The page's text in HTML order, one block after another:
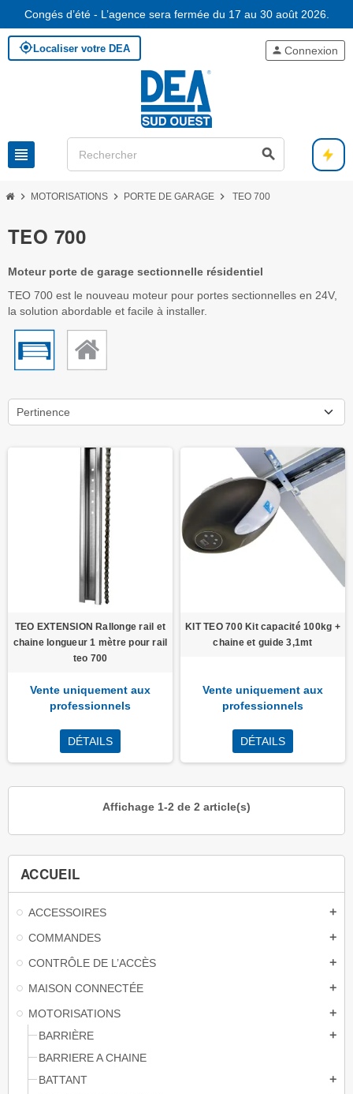
Congés d’été - L’agence sera fermée du 17 au 30 août 2026.
my_locationLocaliser votre DEA
view_headline search
person Connexion
chevron_right MOTORISATIONS chevron_right PORTE DE GARAGE chevron_right TEO 700
ACCUEIL
ACCESSOIRES add
COMMANDES add
CONTRÔLE DE L’ACCÈS add
MAISON CONNECTÉE add
MOTORISATIONS add
BARRIÈRE add
BARRIERE A CHAINE
BATTANT
add
TEO 700
Moteur porte de garage sectionnelle résidentiel
TEO 700 est le nouveau moteur pour portes sectionnelles en 24V,
la solution abordable et facile à installer.
Pertinence
TEO EXTENSION Rallonge rail et
chaine longueur 1 mètre pour rail
teo 700
Vente uniquement aux
professionnels
DÉTAILS
KIT TEO 700 Kit capacité 100kg +
chaine et guide 3,1mt
Vente uniquement aux
professionnels
DÉTAILS
Affichage 1-2 de 2 article(s)